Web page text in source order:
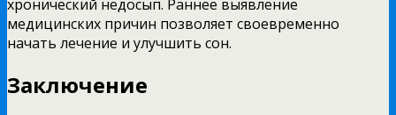
хронический недосып. Раннее выявление
медицинских причин позволяет своевременно
начать лечение и улучшить сон.
Заключение